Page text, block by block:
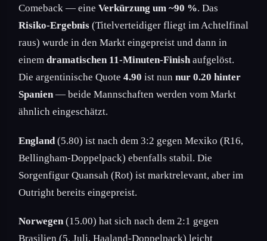
Comeback — eine Verkürzung um ~90 %. Das
Risiko-Ergebnis (Titelverteidiger fliegt im Achtelfinal
raus) wurde in den Markt eingepreist und dann in
einem dramatischen 11-Minuten-Finishaufgelöst.
Die argentinische Quote 4.90 ist nun nur 0.20 hinter
Spanien— beide Mannschaften werden vom Markt
ähnlich eingeschätzt.
England (5.80) ist nach dem 3:2 gegen Mexiko (R16,
Bellingham-Doppelpack) ebenfalls stabil. Die
Sorgenfigur Quansah (Rot) ist marktrelevant, aber im
Outright bereits eingepreist.
Norwegen(15.00) hat sich nach dem 2:1 gegen
Brasilien (5. Juli, Haaland-Doppelpack) leicht